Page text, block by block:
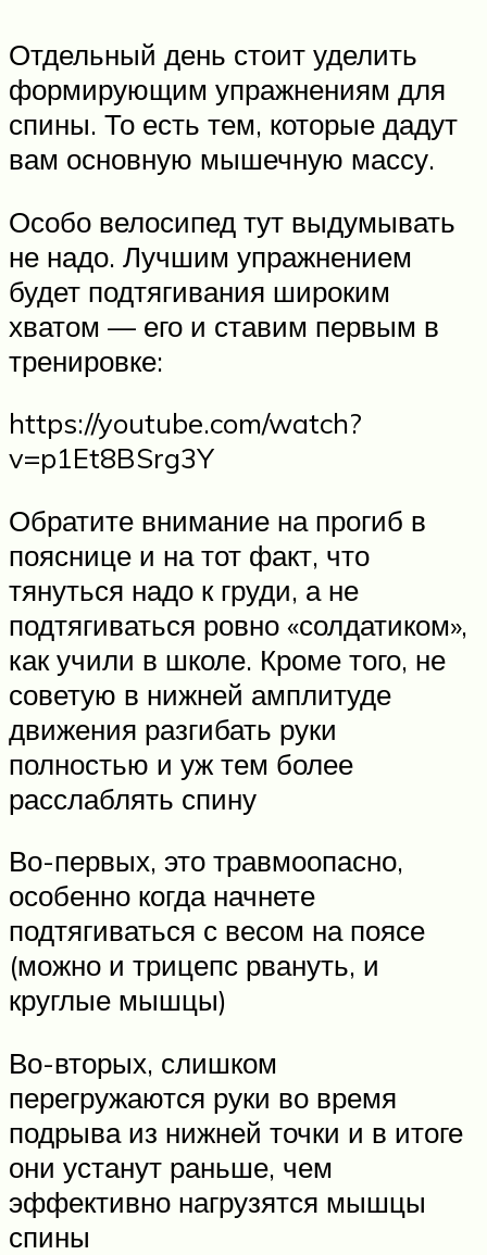
Отдельный день стоит уделить
формирующим упражнениям для
спины. То есть тем, которые дадут
вам основную мышечную массу.
Особо велосипед тут выдумывать
не надо. Лучшим упражнением
будет подтягивания широким
хватом — его и ставим первым в
тренировке:
https://youtube.com/watch?
v=p1Et8BSrg3Y
Обратите внимание на прогиб в
пояснице и на тот факт, что
тянуться надо к груди, а не
подтягиваться ровно «солдатиком»,
как учили в школе. Кроме того, не
советую в нижней амплитуде
движения разгибать руки
полностью и уж тем более
расслаблять спину
Во-первых, это травмоопасно,
особенно когда начнете
подтягиваться с весом на поясе
(можно и трицепс рвануть, и
круглые мышцы)
Во-вторых, слишком
перегружаются руки во время
подрыва из нижней точки и в итоге
они устанут раньше, чем
эффективно нагрузятся мышцы
спины